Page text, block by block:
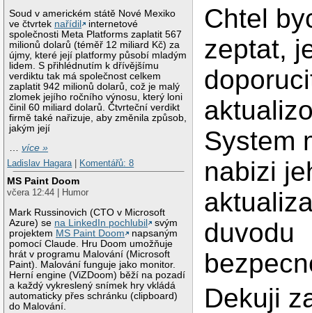
Soud v americkém státě Nové Mexiko
ve čtvrtek nařídil
internetové
společnosti Meta Platforms zaplatit 567
milionů dolarů (téměř 12 miliard Kč) za
újmy, které její platformy působí mladým
lidem. S přihlédnutím k dřívějšímu
verdiktu tak má společnost celkem
zaplatit 942 milionů dolarů, což je malý
zlomek jejího ročního výnosu, který loni
činil 60 miliard dolarů. Čtvrteční verdikt
firmě také nařizuje, aby změnila způsob,
jakým její
…více »
Ladislav Hagara
Komentářů: 8
MS Paint Doom
včera 12:44 | Humor
Mark Russinovich (CTO v Microsoft
Azure) se na LinkedIn pochlubil
svým
projektem MS Paint Doom
napsaným
pomocí Claude. Hru Doom umožňuje
hrát v programu Malování (Microsoft
Paint). Malování funguje jako monitor.
Herní engine (ViZDoom) běží na pozadí
a každý vykreslený snímek hry vkládá
automaticky přes schránku (clipboard)
do Malování.
Chtel
zeptat,
System
nabizi
duvodu
Dekuji